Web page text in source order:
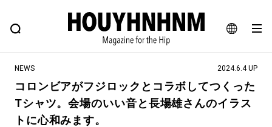
JA
EN
FEATURE BLOG SNAP
ヒップなファッション、カルチャー、ライフスタイルWEBマガジン
#注目のタグ
NEWS 2024.6.4 UP
コロンビアがフジロックとコラボしてつくった
Tシャツ。会場のいい音と長場雄さんのイラス
トに心和みます。